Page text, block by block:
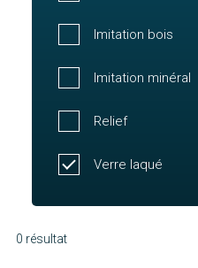
Imitation bois
Imitation minéral
Relief
Verre laqué
0 résultat